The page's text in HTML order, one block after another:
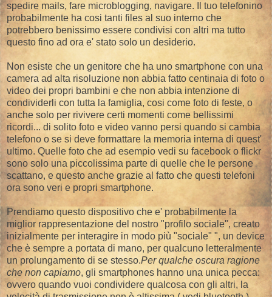
spedire mails, fare microblogging, navigare. Il tuo telefonino
probabilmente ha cosi tanti files al suo interno che
potrebbero benissimo essere condivisi con altri ma tutto
questo fino ad ora e' stato solo un desiderio.
Non esiste che un genitore che ha uno smartphone con una
camera ad alta risoluzione non abbia fatto centinaia di foto o
video dei propri bambini e che non abbia intenzione di
condividerli con tutta la famiglia, cosi come foto di feste, o
anche solo per rivivere certi momenti come bellissimi
ricordi... di solito foto e video vanno persi quando si cambia
telefono o se si deve formattare la memoria interna di quest'
ultimo. Quelle foto che ad esempio vedi su facebook o flickr
sono solo una piccolissima parte di quelle che le persone
scattano, e questo anche grazie al fatto che questi telefoni
ora sono veri e propri smartphone.
Prendiamo questo dispositivo che e' probabilmente la
miglior rappresentazione del nostro "profilo sociale", creato
inizialmente per interagire in modo più "sociale" ", un device
che è sempre a portata di mano, per qualcuno letteralmente
un prolungamento di se stesso.Per qualche oscura ragione
che non capiamo, gli smartphones hanno una unica pecca:
ovvero quando vuoi condividere qualcosa con gli altri, la